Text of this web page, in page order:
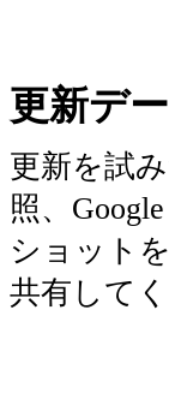
更新デ
更新を試
照、
ショット
共有して